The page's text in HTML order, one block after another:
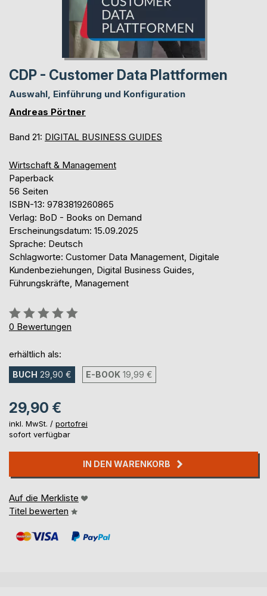
CDP - Customer Data Plattformen
Auswahl, Einführung und Konfiguration
Andreas Pörtner
Band 21: DIGITAL BUSINESS GUIDES
Wirtschaft & Management
Paperback
56 Seiten
ISBN-13: 9783819260865
Verlag: BoD - Books on Demand
Erscheinungsdatum: 15.09.2025
Sprache: Deutsch
Schlagworte: Customer Data Management, Digitale
Kundenbeziehungen, Digital Business Guides,
Führungskräfte, Management
Bewertung::
0%
0 Bewertungen
erhältlich als:
BUCH 29,90 € E-BOOK 19,99 €
29,90 €
inkl. MwSt. / portofrei
sofort verfügbar
IN DEN WARENKORB
Auf die Merkliste
Titel bewerten